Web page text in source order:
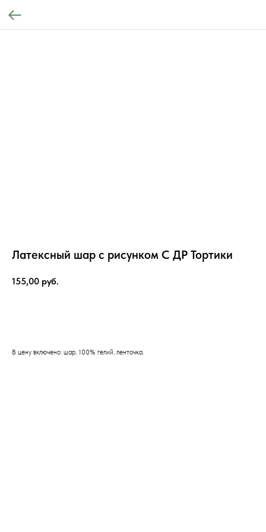
Латексный шар с рисунком С ДР Тортики
155,00 руб.
В цену включено: шар, 100% гелий, ленточка.